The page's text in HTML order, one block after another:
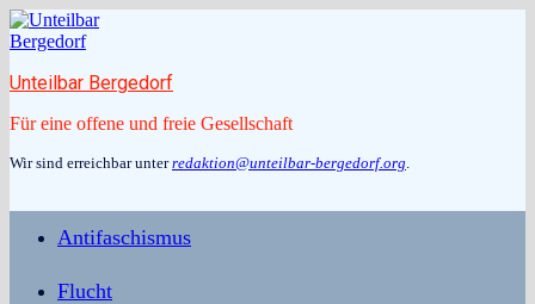
Zum
Inhalt
Unteilbar Bergedorf
Für eine offene und freie Gesellschaft
Wir sind erreichbar unterredaktion@unteilbar-bergedorf.org.
Antifaschismus
Flucht